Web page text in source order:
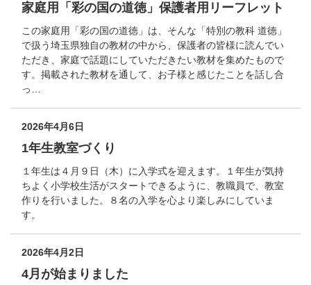
家庭用「彩の国の道徳」保護者用リーフレット
この家庭用「彩の国の道徳」は、そんな「特別の教科 道徳」
で扱う埼玉県独自の教材の中から、保護者の皆様に読んでい
ただき、家庭で話題にしていただきたい教材を集めたもので
す。掲載された教材を通して、お子様と感じたことを話し合
っ…
2026年4月6日
1年生教室づくり
１年生は４月９日（木）に入学式を迎えます。１年生が気持
ちよく小学校生活がスタートできるように、教職員で、教室
作りを行いました。８名の入学を心より楽しみにしていま
す。
2026年4月2日
4月が始まりました